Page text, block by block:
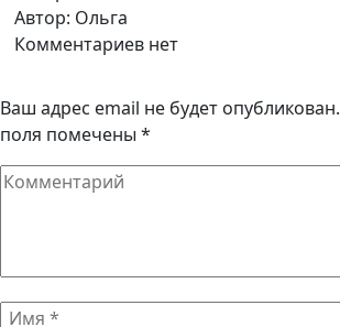
Автор: Ольга
Комментариев нет
Ваш адрес email не будет опубликован.
поля помечены *
Комментарий
Имя